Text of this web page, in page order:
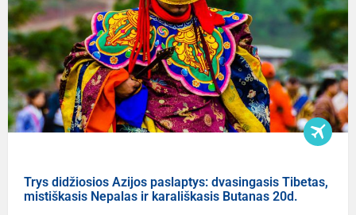
Trys didžiosios Azijos paslaptys: dvasingasis Tibetas,
mistiškasis Nepalas ir karališkasis Butanas 20d.